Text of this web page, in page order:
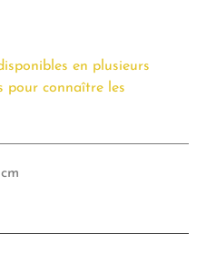
en plusieurs
pour connaître les